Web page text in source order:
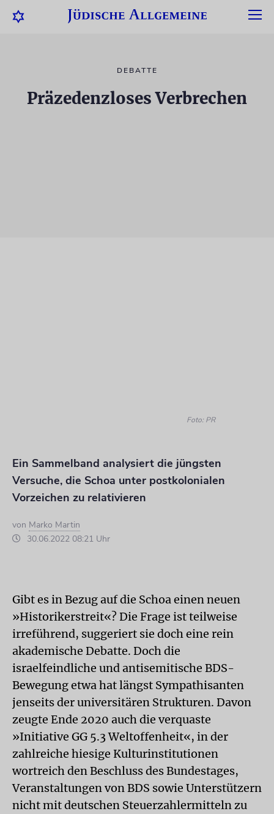
DEBATTE
Präzedenzloses Verbrechen
Foto: PR
Ein Sammelband analysiert die jüngsten
Versuche, die Schoa unter postkolonialen
Vorzeichen zu relativieren
von Marko Martin
30.06.2022 08:21 Uhr
Gibt es in Bezug auf die Schoa einen neuen
»Historikerstreit«? Die Frage ist teilweise
irreführend, suggeriert sie doch eine rein
akademische Debatte. Doch die
israelfeindliche und antisemitische BDS-
Bewegung etwa hat längst Sympathisanten
jenseits der universitären Strukturen. Davon
zeugte Ende 2020 auch die verquaste
»Initiative GG 5.3 Weltoffenheit«, in der
zahlreiche hiesige Kulturinstitutionen
wortreich den Beschluss des Bundestages,
Veranstaltungen von BDS sowie Unterstützern
nicht mit deutschen Steuerzahlermitteln zu